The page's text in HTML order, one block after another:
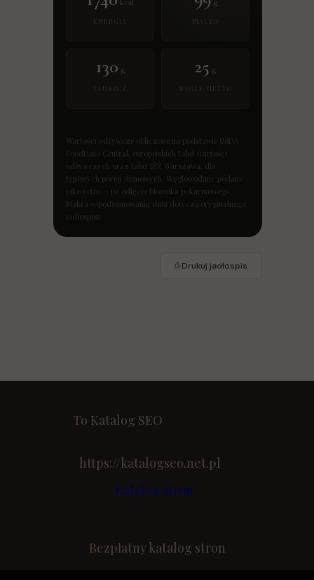
kcal
ENERGIA
g
BIAŁKO
130 g
TŁUSZCZ
25 g
WĘGLE NETTO
Wartości odżywcze obliczone na podstawie USDA
FoodData Central, europejskich tabel wartości
odżywczych oraz tabel IŻŻ Warszawa, dla
typowych porcji domowych. Węglowodany podane
jako netto — po odjęciu błonnika pokarmowego.
Makra w podsumowaniu dnia dotyczą oryginalnego
jadłospisu.
⎙ Drukuj jadłospis
Katalog stron
Bezpłatny katalog stron
To Katalog SEO
https://katalogseo.net.pl